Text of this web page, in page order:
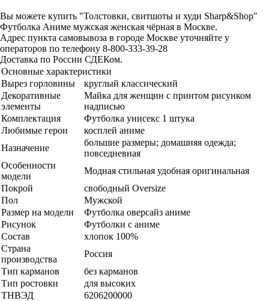
Вы можете купить "Толстовки, свитшоты и худи Sharp&Shop"
Футболка Аниме мужская женская чёрная в Москве.
Адрес пункта самовывоза в городе Москве уточняйте у
операторов по телефону 8-800-333-39-28
Доставка по России СДЕКом.
Основные характеристики
Вырез горловины
круглый классический
Декоративные
элементы
Майка для женщин с принтом рисунком
надписью
Комплектация
Футболка унисекс 1 штука
Любимые герои
косплей аниме
Назначение
большие размеры; домашняя одежда;
повседневная
Особенности
модели
Модная стильная удобная оригинальная
Покрой
свободный Oversize
Пол
Мужской
Размер на модели
Футболка оверсайз аниме
Рисунок
Футболки с аниме
Состав
хлопок 100%
Страна
производства
Россия
Тип карманов
без карманов
Тип ростовки
для высоких
ТНВЭД
6206200000